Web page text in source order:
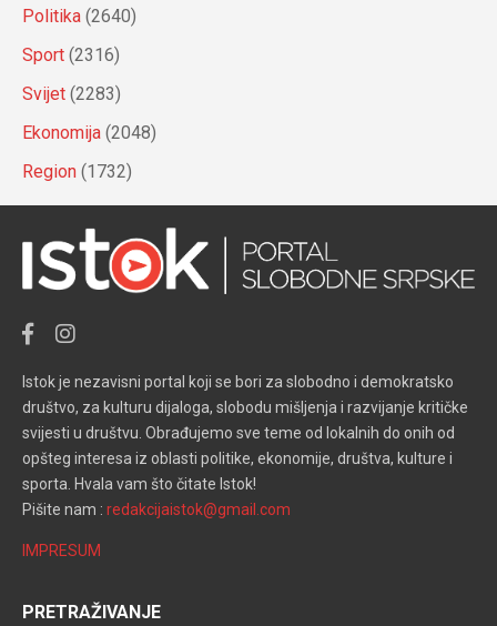
Politika (2640)
Sport (2316)
Svijet (2283)
Ekonomija (2048)
Region (1732)
Istok je nezavisni portal koji se bori za slobodno i demokratsko
društvo, za kulturu dijaloga, slobodu mišljenja i razvijanje kritičke
svijesti u društvu. Obrađujemo sve teme od lokalnih do onih od
opšteg interesa iz oblasti politike, ekonomije, društva, kulture i
sporta. Hvala vam što čitate Istok!
Pišite nam : redakcijaistok@gmail.com
IMPRESUM
PRETRAŽIVANJE